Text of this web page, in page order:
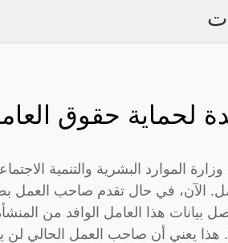
لحماية حقوق
الموارد البشرية والتنمية
الآن، في حال تقدم صاحب العمل
بيانات هذا العامل الوافد من
يعني أن صاحب العمل الحالي لن